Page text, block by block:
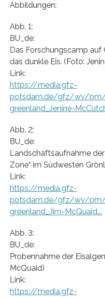
Abbildungen:
Abb. 1:
BU_de:
Das Forschungscamp auf
das dunkle Eis. (Foto:
Link:
https://media.gfz-
potsdam.de/gfz/wv/pm/
greenland_Jenine-
Abb. 2:
BU_de:
Landschaftsaufnahme
Zone“ im Südwesten
Link:
https://media.gfz-
potsdam.de/gfz/wv/pm/
greenland_Jim-McQuaid….
Abb. 3:
BU_de:
Probennahme der
McQuaid)
Link:
https://media.gfz-